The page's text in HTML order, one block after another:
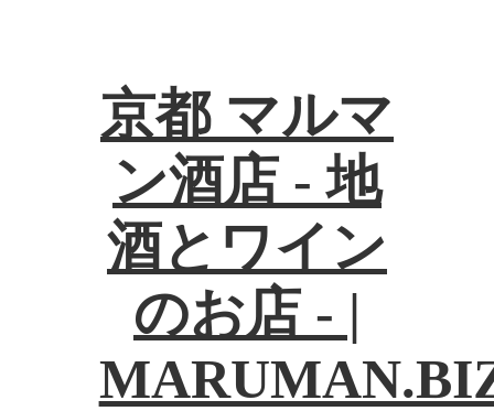
京都 マルマ
ン酒店 - 地
酒とワイン
のお店 - |